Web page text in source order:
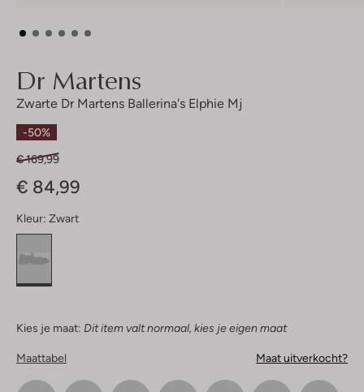
Dr Martens
Zwarte Dr Martens Ballerina's Elphie Mj
-50%
€ 169,99
€ 84,99
Kleur: Zwart
Kies je maat: Dit item valt normaal, kies je eigen maat
Maattabel Maat uitverkocht?